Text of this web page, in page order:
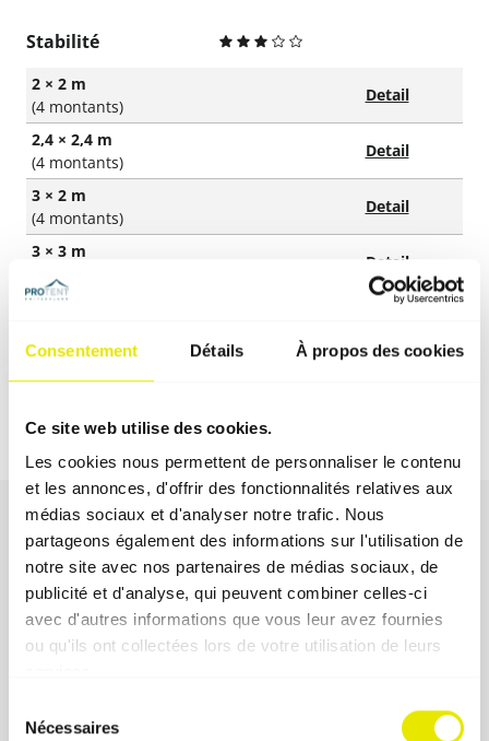
Consentement Détails À propos des cookies
Ce site web utilise des cookies.
Les cookies nous permettent de personnaliser le contenu
et les annonces, d'offrir des fonctionnalités relatives aux
médias sociaux et d'analyser notre trafic. Nous
partageons également des informations sur l'utilisation de
notre site avec nos partenaires de médias sociaux, de
publicité et d'analyse, qui peuvent combiner celles-ci
avec d'autres informations que vous leur avez fournies
ou qu'ils ont collectées lors de votre utilisation de leurs
Nécessaires
Stabilité
2 × 2 m
(4 montants)
Detail
2,4 × 2,4 m
(4 montants)
Detail
3 × 2 m
(4 montants)
Detail
3 × 3 m
(4 montants)
Detail
4 × 2 m
4,5 × 3 m
(4 montants)
6 × 3 m